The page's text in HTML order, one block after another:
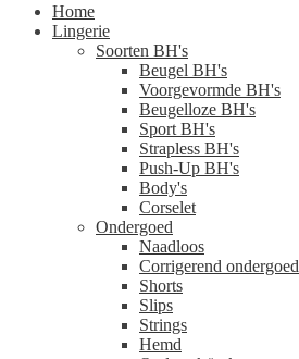
Home
Lingerie
Soorten BH's
Beugel BH's
Voorgevormde BH's
Beugelloze BH's
Sport BH's
Strapless BH's
Push-Up BH's
Body's
Corselet
Ondergoed
Naadloos
Corrigerend ondergoed
Shorts
Slips
Strings
Hemd